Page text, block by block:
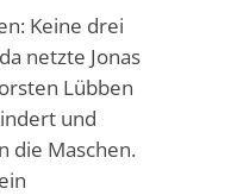
Keine drei
netzte Jonas
Lübben
und
die Maschen.